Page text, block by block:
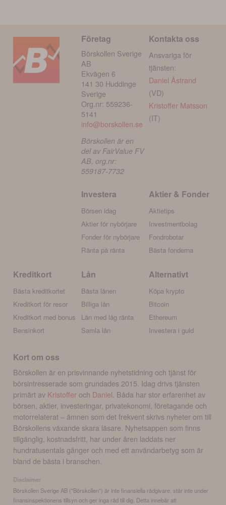
Företag
Börskollen Sverige
AB
Ekvägen 6
141 30 Huddinge
Sverige
Org.nr: 559236-
5141
info@borskollen.se
Börskollen är en
del av FairValue FV
AB, org.nr:
559187-7732
Kontakta oss
Ansvariga för
tjänsten:
Daniel Åstrand
(VD)
Kristoffer Matsson
(IT)
Investera
Börsen idag
Aktier för nybörjare
Fonder för nybörjare
Ränta på ränta
Aktier & Fonder
Aktietips
Investmentbolag
Fondrobotar
Bästa fonderna
Kreditkort
Bästa kreditkortet
Kreditkort för resor
Kreditkort med bonus
Bensinkort
Lån
Bästa lånen
Billiga lån
Lån med låg ränta
Samla lån
Alternativt
Köpa krypto
Bitcoin
Ethereum
Investera i guld
Kort om oss
Börskollen är en prisvinnande nyhetstidning och tjänst för
börsintresserade som grundades 2015. Idag drivs tjänsten
primärt av Kristoffer och Daniel . Båda har stor erfarenhet av
börsen, aktier, investeringar, privatekonomi, företagande och
motorrelaterat – ämnen som det frekvent skrivs nyheter om till
Börskollens växande skara läsare. Nyhetsappen som finns
tillgänglig, kostnadsfritt, har under åren laddats ner
hundratusentals gånger och med ett användarbetyg som är
bland de bästa i branschen.
Disclaimer
Börskollen Sverige AB ("Börskollen") är inte finansiella rådgivare, står inte under
finansinspektionens tillsyn och ger inga råd till dig. Detta innebär att